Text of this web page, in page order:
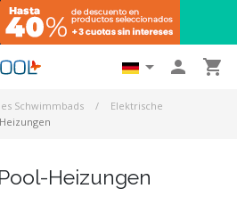
  
Schwimmbads
Elektrische
Heizungen